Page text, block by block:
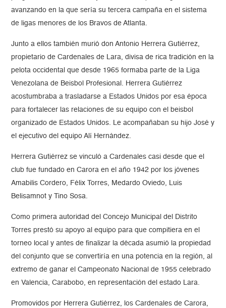
avanzando en la que sería su tercera campaña en el sistema
de ligas menores de los Bravos de Atlanta.
Junto a ellos también murió don Antonio Herrera Gutiérrez,
propietario de Cardenales de Lara, divisa de rica tradición en la
pelota occidental que desde 1965 formaba parte de la Liga
Venezolana de Beisbol Profesional. Herrera Gutiérrez
acostumbraba a trasladarse a Estados Unidos por esa época
para fortalecer las relaciones de su equipo con el beisbol
organizado de Estados Unidos. Le acompañaban su hijo José y
el ejecutivo del equipo Alí Hernández.
Herrera Gutiérrez se vinculó a Cardenales casi desde que el
club fue fundado en Carora en el año 1942 por los jóvenes
Amabilis Cordero, Félix Torres, Medardo Oviedo, Luis
Belisamnot y Tino Sosa.
Como primera autoridad del Concejo Municipal del Distrito
Torres prestó su apoyo al equipo para que compitiera en el
torneo local y antes de finalizar la década asumió la propiedad
del conjunto que se convertiría en una potencia en la región, al
extremo de ganar el Campeonato Nacional de 1955 celebrado
en Valencia, Carabobo, en representación del estado Lara.
Promovidos por Herrera Gutiérrez, los Cardenales de Carora,